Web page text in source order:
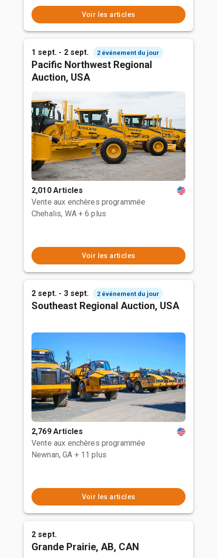
Voir les articles
1 sept. - 2 sept. 2 événement du jour
Pacific Northwest Regional
Auction, USA
2,010 Articles
Vente aux enchères programmée
Chehalis, WA + 6 plus
Voir les articles
2 sept. - 3 sept. 2 événement du jour
Southeast Regional Auction, USA
2,769 Articles
Vente aux enchères programmée
Newnan, GA + 11 plus
Voir les articles
2 sept.
Grande Prairie, AB, CAN